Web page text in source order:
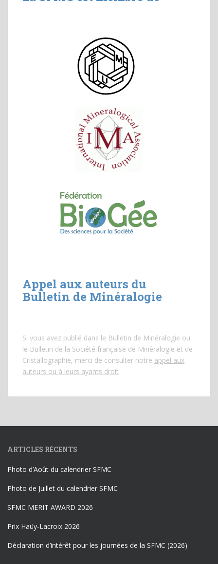
Appel aux auteurs du
Bulletin de Minéralogie
Si vous avez publié dans le Bulletin de Minéralogie ou
le Bulletin de la Société française de Minéralogie et de
Cristallographie, merci de consulter notre appel aux
auteurs ou à leurs ayants droit
ARTICLES RÉCENTS
Photo d’Août du calendrier SFMC
Photo de Juillet du calendrier SFMC
SFMC MERIT AWARD 2026
Prix Haüy-Lacroix 2026
Déclaration d’intérêt pour les journées de la SFMC (2026)